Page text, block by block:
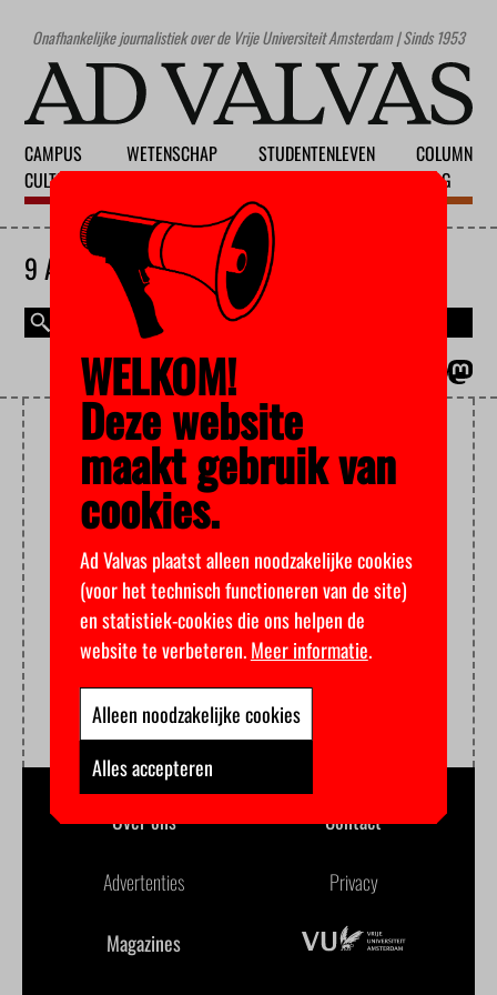
Onafhankelijke journalistiek over de Vrije Universiteit Amsterdam | Sinds 1953
CAMPUS
CULTUUR
WETENSCHAP
STUDENTENLEVEN
COLUMN
BLOG
9 AUGUSTUS 2026
STUDENTGERICHTE
ONDERSTEUNING
Over ons Contact
Advertenties Privacy
Magazines
WELKOM!
Deze website
maakt gebruik van
cookies.
Ad Valvas plaatst alleen noodzakelijke cookies
(voor het technisch functioneren van de site)
en statistiek-cookies die ons helpen de
website te verbeteren.Meer informatie.
Alleen noodzakelijke cookies
Alles accepteren